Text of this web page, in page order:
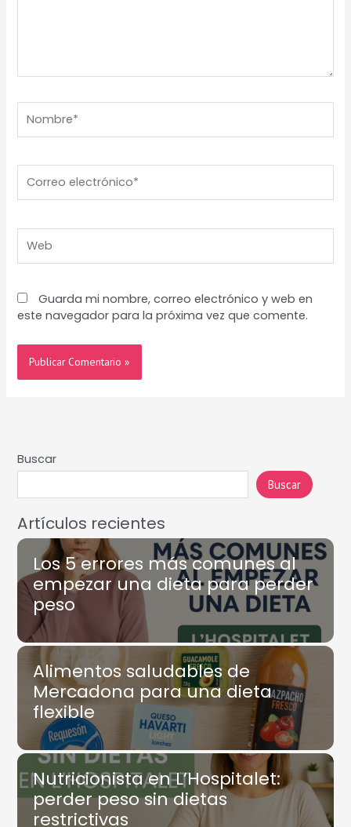
electrónico*
Guarda mi nombre, correo electrónico y web en
este navegador para la próxima vez que comente.
Buscar
Buscar
Artículos recientes
Los 5 errores más comunes al
empezar una dieta para perder
peso
Alimentos saludables de
Mercadona para una dieta
flexible
Nutricionista en L’Hospitalet:
perder peso sin dietas
restrictivas